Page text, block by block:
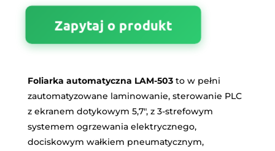
Zapytaj o produkt
Foliarka automatyczna LAM-503 to w pełni
zautomatyzowane laminowanie, sterowanie PLC
z ekranem dotykowym 5,7″, z 3-strefowym
systemem ogrzewania elektrycznego,
dociskowym wałkiem pneumatycznym,